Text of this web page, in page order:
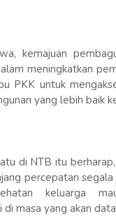
kemajuan
meningkatkan
PKK untuk
yang lebih baik
di NTB itu
percepatan
keluarga
masa yang akan